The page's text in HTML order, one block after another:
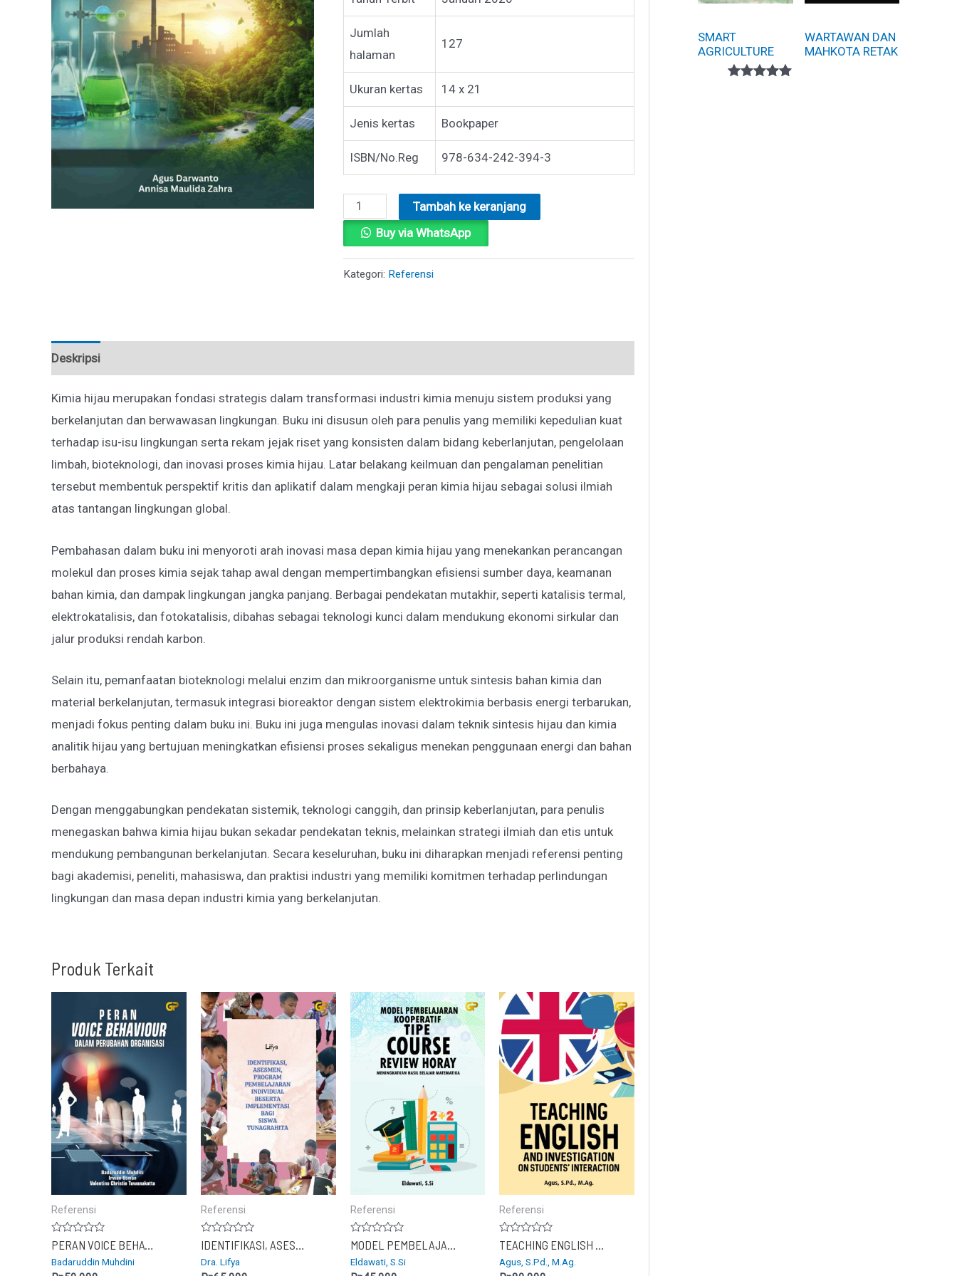
Jumlah
halaman
127
Ukuran kertas 14 x 21
Jenis kertas Bookpaper
ISBN/No.Reg 978-634-242-394-3
Kuantitas
KIMIA
HIJAU
Tambah ke keranjang
Buy via WhatsApp
Kategori: Referensi
Deskripsi
Kimia hijau merupakan fondasi strategis dalam transformasi industri kimia menuju sistem produksi yang
berkelanjutan dan berwawasan lingkungan. Buku ini disusun oleh para penulis yang memiliki kepedulian kuat
terhadap isu-isu lingkungan serta rekam jejak riset yang konsisten dalam bidang keberlanjutan, pengelolaan
limbah, bioteknologi, dan inovasi proses kimia hijau. Latar belakang keilmuan dan pengalaman penelitian
tersebut membentuk perspektif kritis dan aplikatif dalam mengkaji peran kimia hijau sebagai solusi ilmiah
atas tantangan lingkungan global.
Pembahasan dalam buku ini menyoroti arah inovasi masa depan kimia hijau yang menekankan perancangan
molekul dan proses kimia sejak tahap awal dengan mempertimbangkan efisiensi sumber daya, keamanan
bahan kimia, dan dampak lingkungan jangka panjang. Berbagai pendekatan mutakhir, seperti katalisis termal,
elektrokatalisis, dan fotokatalisis, dibahas sebagai teknologi kunci dalam mendukung ekonomi sirkular dan
jalur produksi rendah karbon.
Selain itu, pemanfaatan bioteknologi melalui enzim dan mikroorganisme untuk sintesis bahan kimia dan
material berkelanjutan, termasuk integrasi bioreaktor dengan sistem elektrokimia berbasis energi terbarukan,
menjadi fokus penting dalam buku ini. Buku ini juga mengulas inovasi dalam teknik sintesis hijau dan kimia
analitik hijau yang bertujuan meningkatkan efisiensi proses sekaligus menekan penggunaan energi dan bahan
berbahaya.
Dengan menggabungkan pendekatan sistemik, teknologi canggih, dan prinsip keberlanjutan, para penulis
menegaskan bahwa kimia hijau bukan sekadar pendekatan teknis, melainkan strategi ilmiah dan etis untuk
mendukung pembangunan berkelanjutan. Secara keseluruhan, buku ini diharapkan menjadi referensi penting
bagi akademisi, peneliti, mahasiswa, dan praktisi industri yang memiliki komitmen terhadap perlindungan
lingkungan dan masa depan industri kimia yang berkelanjutan.
Produk Terkait
Referensi
Dinilai
0
dari
5
PERAN VOICE BEHAVIOUR DALAM PERUBAHAN ORGANISASI
Badaruddin Muhdini
Referensi
Dinilai
0
dari
5
IDENTIFIKASI, ASESMEN, PROGRAM PEMBELAJARAN INDIVIDUAL BESERTA IMPLEMENTASI BAGI SISWA TUNAGRAHITA
Dra. Lifya
Referensi
Dinilai
0
dari
5
MODEL PEMBELAJARAN KOOPERATIF TIPE COURSE REVIEW HORAY
Eldawati, S.Si
Referensi
Dinilai
0
dari
5
TEACHING ENGLISH AND INVESTIGATION ON STUDENTS’ INTERACTION
Agus, S.Pd., M.Ag.
SMART
AGRICULTURE
WARTAWAN DAN
MAHKOTA RETAK